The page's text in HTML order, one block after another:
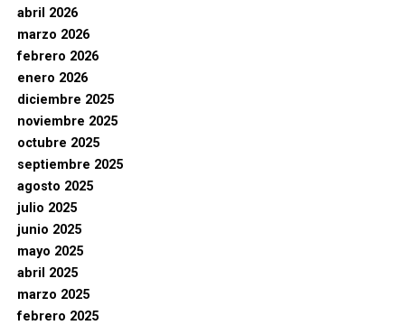
abril 2026
marzo 2026
febrero 2026
enero 2026
diciembre 2025
noviembre 2025
octubre 2025
septiembre 2025
agosto 2025
julio 2025
junio 2025
mayo 2025
abril 2025
marzo 2025
febrero 2025